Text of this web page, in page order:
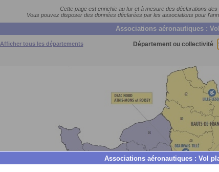
Cette page est enrichie au fur et à mesure des déclarations
Vous pouvez disposer des données déclarées par les associations pour
Associations aéronautiques :
Afficher tous les départements Département ou collectivité
Associations aéronautiques : Vol